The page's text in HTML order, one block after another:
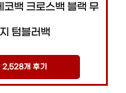
코백 크로스백 블랙 무
지 텀블러백
2,528개 후기